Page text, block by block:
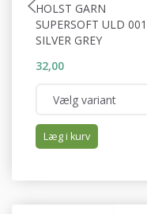
HOLST GARN
SUPERSOFT ULD 001
SILVER GREY
32,00
Læg i kurv